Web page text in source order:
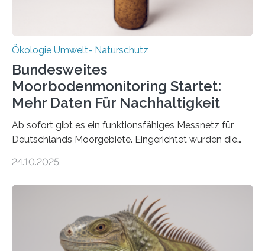
Ökologie Umwelt- Naturschutz
Bundesweites
Moorbodenmonitoring Startet:
Mehr Daten Für Nachhaltigkeit
Ab sofort gibt es ein funktionsfähiges Messnetz für
Deutschlands Moorgebiete. Eingerichtet wurden die
vergangenen fünf Jahren von Wissenschaftlerinnen
heutigen Donnerstag übergeben sie ihren Bericht zur
Aufbauphase an den Auftraggeber, das
Bundesministerium für Landwirtschaft, Ernährung und
Heimat. Braunschweig/Eberswalde (23. Oktober 2025).
24.10.2025